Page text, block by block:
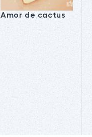
Amor de cactus